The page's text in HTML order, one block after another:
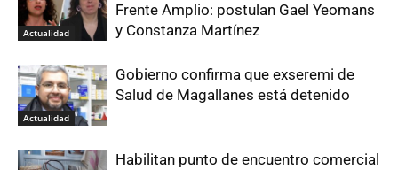
Actualidad
Frente Amplio: postulan Gael Yeomans
y Constanza Martínez
Actualidad
Gobierno confirma que exseremi de
Salud de Magallanes está detenido
Habilitan punto de encuentro comercial